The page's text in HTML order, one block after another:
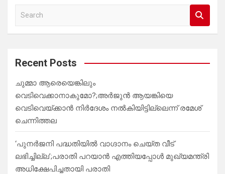
a
c
Recent Posts
ചുമ്മാ ആരെയെങ്കിലും
വെടിവെക്കാനാകുമോ?;അർജുൻ ആയങ്കിയെ
വെടിവെയ്ക്കാൻ നിർദേശം നൽകിയിട്ടില്ലെന്ന് രമേശ്
ചെന്നിത്തല
‘പുനർജനി പദ്ധതിയിൽ വാഗ്ദാനം ചെയ്ത വീട്
ലഭിച്ചില്ല’;പരാതി പറയാൻ എത്തിയപ്പോൾ മുഖ്യമന്ത്രി
അധിക്ഷേപിച്ചതായി പരാതി